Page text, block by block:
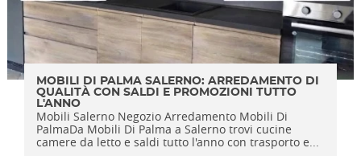
MOBILI DI PALMA SALERNO: ARREDAMENTO DI
QUALITÀ CON SALDI E PROMOZIONI TUTTO
L'ANNO
Mobili Salerno Negozio Arredamento Mobili Di
PalmaDa Mobili Di Palma a Salerno trovi cucine
camere da letto e saldi tutto l'anno con trasporto e...